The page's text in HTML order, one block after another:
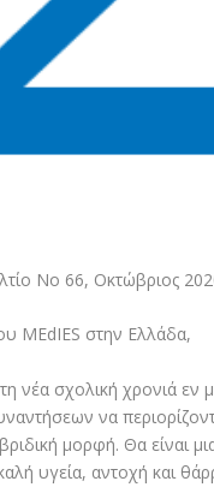
No 66, Οκτώβριος
MEdIES στην Ελλάδα,
νέα σχολική χρονιά εν
να
μορφή. Θα είναι
υγεία, αντοχή και